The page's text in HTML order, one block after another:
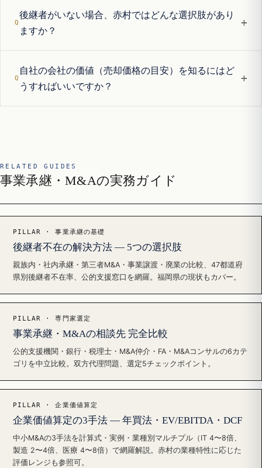
後継者がいない場合、赤村ではどんな選択肢があり
ますか？
+
自社の会社の価値（売却価格の目安）を知るにはど
うすればいいですか？
+
RELATED GUIDES
事業承継・M&Aの実務ガイド
PILLAR · 事業承継の基礎
後継者不在の解決方法 — 5つの選択肢
親族内・社内承継・第三者M&A・事業譲渡・廃業の比較、47都道府
県別後継者不在率、公的支援窓口を網羅。福岡県の現状もカバー。
PILLAR · 専門家選定
事業承継・M&Aの相談先 完全比較
公的支援機関・銀行・税理士・M&A仲介・FA・M&Aコンサルの6カテ
ゴリを中立比較。双方代理問題、選定5チェックポイント。
PILLAR · 企業価値算定
企業価値算定の3手法 — 年買法・EV/EBITDA・DCF
中小M&Aの3手法を計算式・実例・業種別マルチプル（IT 4〜8倍、
製造 2〜4倍、医療 4〜8倍）で網羅解説。赤村の業種特性に応じた
評価レンジも参照可。